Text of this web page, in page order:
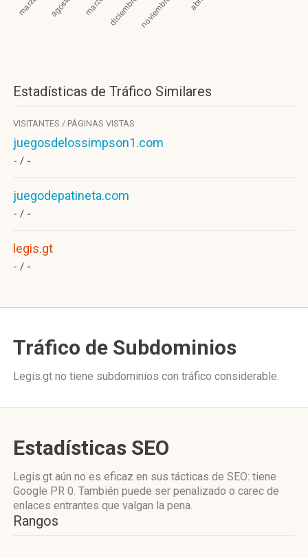
Estadísticas de Tráfico Similares
VISITANTES / PÁGINAS VISTAS
juegosdelossimpson1.com
- / -
juegodepatineta.com
- / -
legis.gt
- / -
Tráfico de Subdominios
Legis.gt no tiene subdominios con tráfico considerable.
Estadísticas SEO
Legis.gt aún no es eficaz en sus tácticas de SEO: tiene
Google PR 0. También puede ser penalizado o carec de
enlaces entrantes que valgan la pena.
Rangos